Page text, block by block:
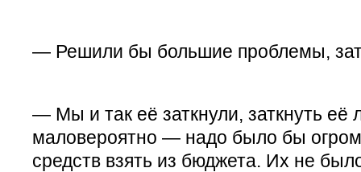
— Решили бы большие проблемы,
— Мы и так её заткнули, заткнуть её
маловероятно — надо было бы
средств взять из бюджета. Их не